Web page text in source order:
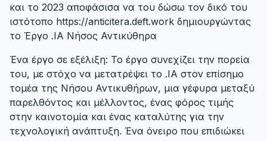
και το 2023 αποφάσισα να του δώσω τον δικό του
ιστότοπο https://anticitera.deft.work δημιουργώντας
το Έργο .IA Νήσος Αντικύθηρα
Ένα έργο σε εξέλιξη: Το έργο συνεχίζει την πορεία
του, με στόχο να μετατρέψει το .IA στον επίσημο
τομέα της Νήσου Αντικυθήρων, μια γέφυρα μεταξύ
παρελθόντος και μέλλοντος, ένας φόρος τιμής
στην καινοτομία και ένας καταλύτης για την
τεχνολογική ανάπτυξη. Ένα όνειρο που επιδιώκει